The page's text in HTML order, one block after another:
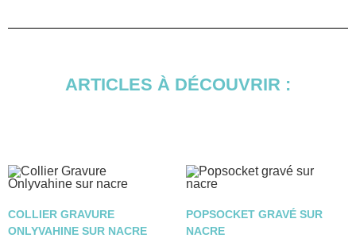
ARTICLES À DÉCOUVRIR :
COLLIER GRAVURE
ONLYVAHINE SUR NACRE
POPSOCKET GRAVÉ SUR
NACRE